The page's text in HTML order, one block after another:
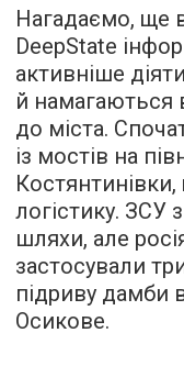
Нагадаємо, ще
DeepState
активніше
й намагаються
до міста.
із мостів на
логістику. ЗСУ
шляхи, але
застосували
підриву дамби
Осикове.